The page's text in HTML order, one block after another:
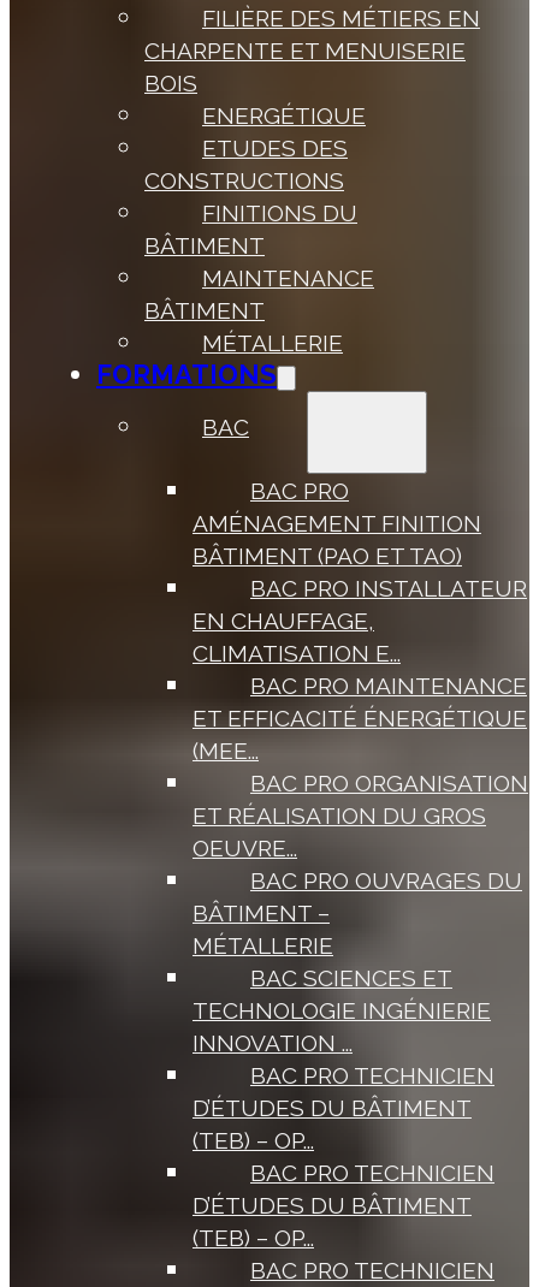
FILIÈRE DES MÉTIERS EN
CHARPENTE ET MENUISERIE
BOIS
ENERGÉTIQUE
ETUDES DES
CONSTRUCTIONS
FINITIONS DU
BÂTIMENT
MAINTENANCE
BÂTIMENT
MÉTALLERIE
FORMATIONS
BAC
BAC PRO
AMÉNAGEMENT FINITION
BÂTIMENT (PAO ET TAO)
BAC PRO INSTALLATEUR
EN CHAUFFAGE,
CLIMATISATION E...
BAC PRO MAINTENANCE
ET EFFICACITÉ ÉNERGÉTIQUE
(MEE...
BAC PRO ORGANISATION
ET RÉALISATION DU GROS
OEUVRE...
BAC PRO OUVRAGES DU
BÂTIMENT –
MÉTALLERIE
BAC SCIENCES ET
TECHNOLOGIE INGÉNIERIE
INNOVATION ...
BAC PRO TECHNICIEN
D’ÉTUDES DU BÂTIMENT
(TEB) – OP...
BAC PRO TECHNICIEN
D’ÉTUDES DU BÂTIMENT
(TEB) – OP...
BAC PRO TECHNICIEN